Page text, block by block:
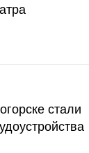
стали